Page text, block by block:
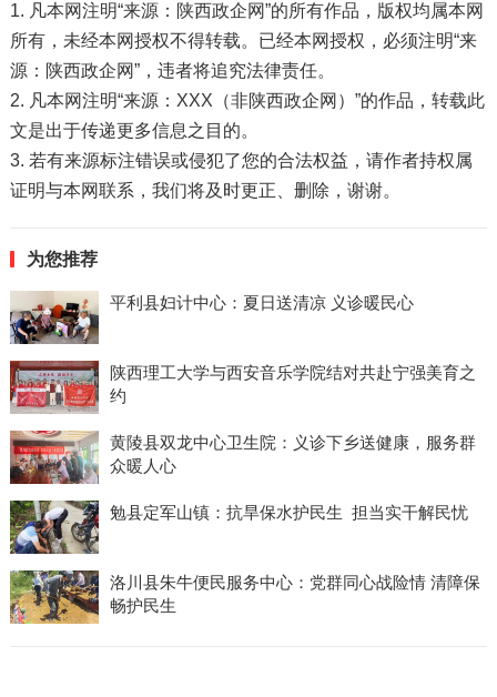
1. 凡本网注明“来源：陕西政企网”的所有作品，版权均属本网
所有，未经本网授权不得转载。已经本网授权，必须注明“来
源：陕西政企网”，违者将追究法律责任。
2. 凡本网注明“来源：XXX（非陕西政企网）”的作品，转载此
文是出于传递更多信息之目的。
3. 若有来源标注错误或侵犯了您的合法权益，请作者持权属
证明与本网联系，我们将及时更正、删除，谢谢。
为您推荐
平利县妇计中心：夏日送清凉 义诊暖民心
陕西理工大学与西安音乐学院结对共赴宁强美育之
约
黄陵县双龙中心卫生院：义诊下乡送健康，服务群
众暖人心
勉县定军山镇：抗旱保水护民生 担当实干解民忧
洛川县朱牛便民服务中心：党群同心战险情 清障保
畅护民生